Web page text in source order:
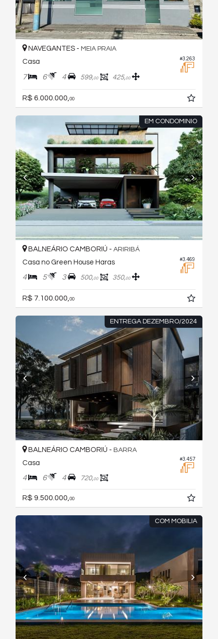
#3.263
NAVEGANTES - MEIA PRAIA
Casa
7 6 4 599,00 425,00
R$ 6.000.000, 00
EM CONDOMINIO
#3.469
BALNEÁRIO CAMBORIÚ - ARIRIBÁ
Casa no Green House Haras
4 5 3 500,00 350,00
R$ 7.100.000,00
ENTREGA DEZEMBRO/2024
#3.457
BALNEÁRIO CAMBORIÚ - BARRA
Casa
4 6 4 720,00
R$ 9.500.000, 00
COM MOBILIA